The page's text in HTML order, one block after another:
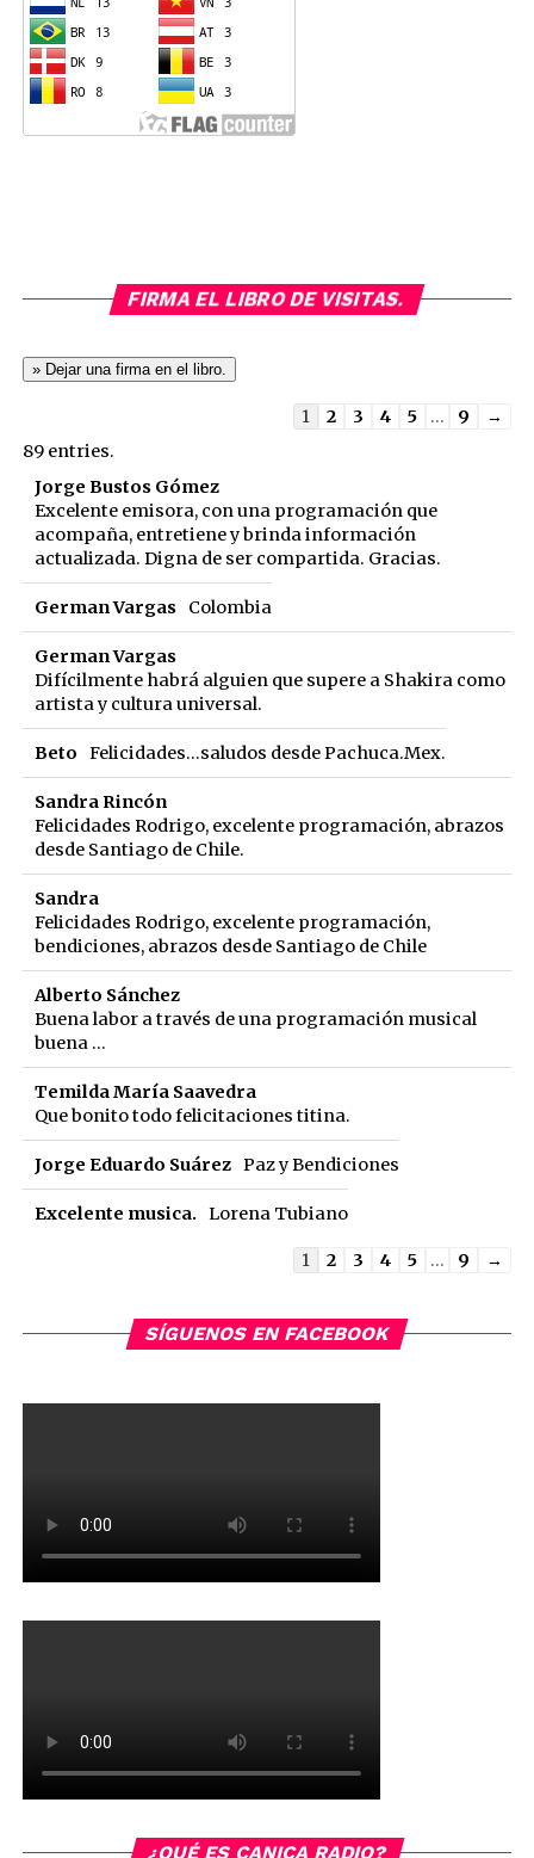
FIRMA EL LIBRO DE VISITAS.
Guestbook
1 2 3 4 5 ... 9
→
89 entries.
Jorge Bustos Gómez
Excelente emisora, con una programación que
acompaña, entretiene y brinda información
actualizada. Digna de ser compartida. Gracias.
German Vargas Colombia
German Vargas
Difícilmente habrá alguien que supere a Shakira como
artista y cultura universal.
Beto Felicidades...saludos desde Pachuca.Mex.
Sandra Rincón
Felicidades Rodrigo, excelente programación, abrazos
desde Santiago de Chile.
Sandra
Felicidades Rodrigo, excelente programación,
bendiciones, abrazos desde Santiago de Chile
Alberto Sánchez
Buena labor a través de una programación musical
buena ...
Temilda María Saavedra
Que bonito todo felicitaciones titina.
Jorge Eduardo Suárez Paz y Bendiciones
Excelente musica. Lorena Tubiano
Guestbook
1 2 3 4 5 ... 9 →
SÍGUENOS EN FACEBOOK
¿QUÉ ES CANICA RADIO?